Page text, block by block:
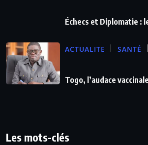
Échecs et Diplomatie :
ACTUALITE SANTÉ
Togo, l’audace
Les mots-clés